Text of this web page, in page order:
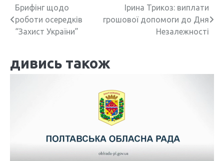
Н
а
і
я
Брифінг щодо
роботи осередків
“Захист України”
Ірина Трикоз: виплати
грошової допомоги до Дня
Незалежності
дивись також